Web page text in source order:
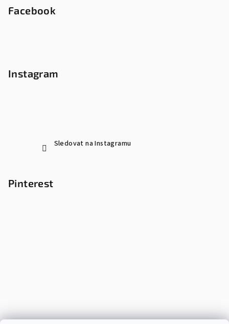
Facebook
Instagram
Sledovat na Instagramu
Pinterest